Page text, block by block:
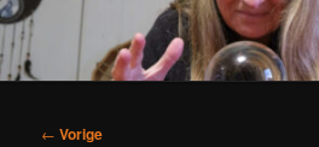
Bericht
← Vorige